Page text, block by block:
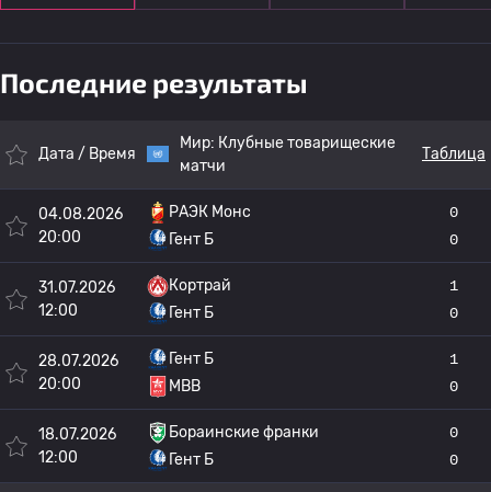
Последние результаты
Дата / Время
Мир: Клубные товарищеские
матчи
Таблица
04.08.2026
20:00
РАЭК Монс
Гент Б
0
0
31.07.2026
12:00
Кортрай
Гент Б
1
0
28.07.2026
20:00
Гент Б
МВВ
1
0
18.07.2026
12:00
Бораинские франки
Гент Б
0
0